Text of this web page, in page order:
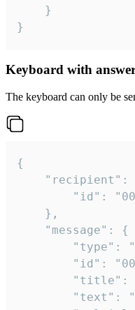
}
Keyboard with
The keyboard can only be
{